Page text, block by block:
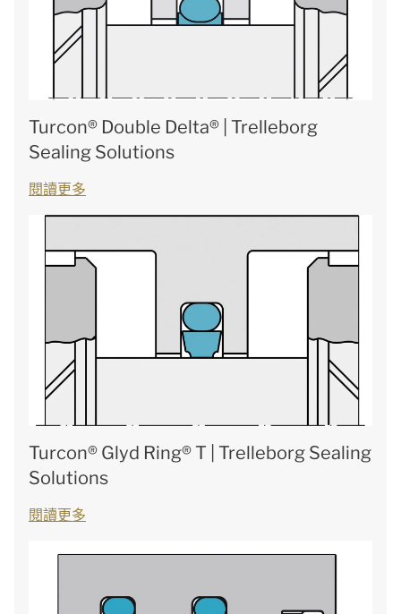
Turcon® Double Delta® | Trelleborg
Sealing Solutions
閱讀更多
Turcon® Glyd Ring® T | Trelleborg Sealing
Solutions
閱讀更多